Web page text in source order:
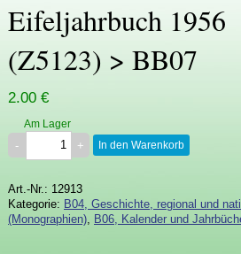
Eifeljahrbuch 1956
(Z5123) > BB07
2.00 €
Am Lager
In den Warenkorb
Art.-Nr.: 12913
Kategorie: B04, Geschichte, regional und
(Monographien) B06, Kalender und